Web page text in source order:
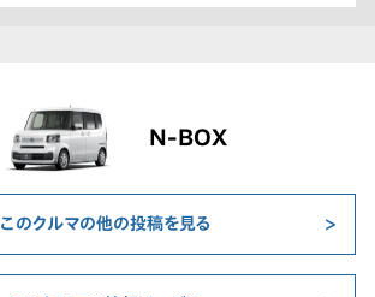
N-BOX
このクルマの他の投稿を見る